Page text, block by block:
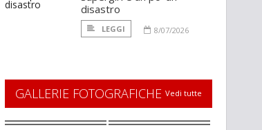
disastro
LEGGI 8/07/2026
GALLERIE FOTOGRAFICHE Vedi tutte